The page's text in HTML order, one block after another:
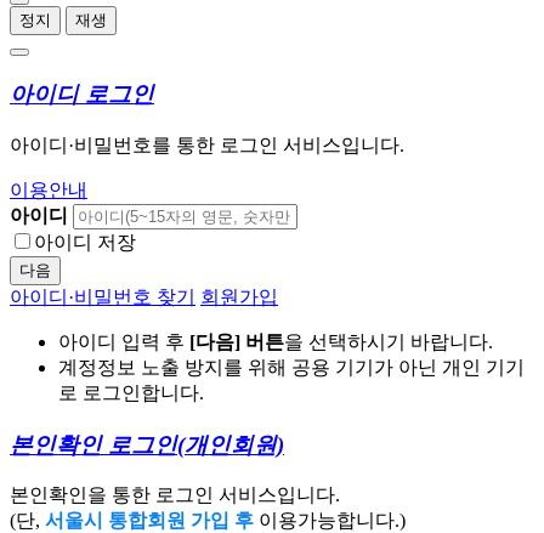
정지 재생
아이디 로그인
아이디·비밀번호를 통한 로그인 서비스입니다.
이용안내
아이디
아이디 저장
다음
아이디·비밀번호 찾기 회원가입
아이디 입력 후 [다음] 버튼을 선택하시기 바랍니다.
계정정보 노출 방지를 위해 공용 기기가 아닌 개인 기기
로 로그인합니다.
본인확인 로그인(개인회원)
본인확인을 통한 로그인 서비스입니다.
(단, 서울시 통합회원 가입 후 이용가능합니다.)